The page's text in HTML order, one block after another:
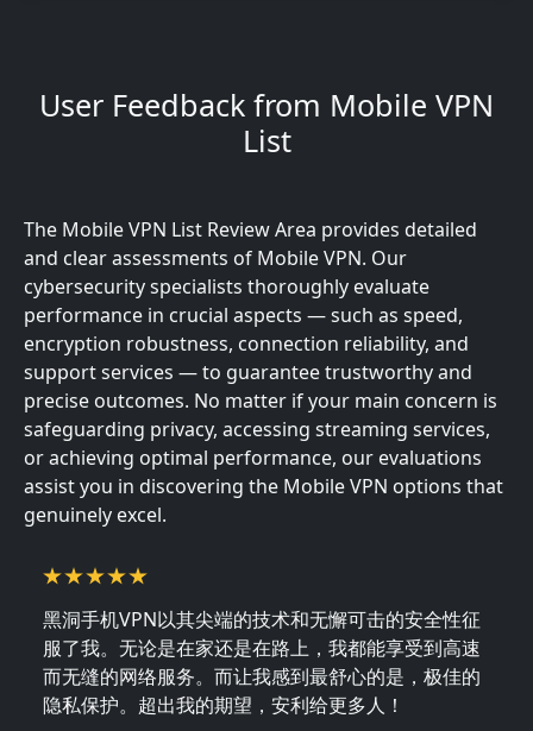
User Feedback from Mobile VPN
List
The Mobile VPN List Review Area provides detailed
and clear assessments of Mobile VPN. Our
cybersecurity specialists thoroughly evaluate
performance in crucial aspects — such as speed,
encryption robustness, connection reliability, and
support services — to guarantee trustworthy and
precise outcomes. No matter if your main concern is
safeguarding privacy, accessing streaming services,
or achieving optimal performance, our evaluations
assist you in discovering the Mobile VPN options that
genuinely excel.
黑洞手机VPN以其尖端的技术和无懈可击的安全性征
服了我。无论是在家还是在路上，我都能享受到高速
而无缝的网络服务。而让我感到最舒心的是，极佳的
隐私保护。超出我的期望，安利给更多人！